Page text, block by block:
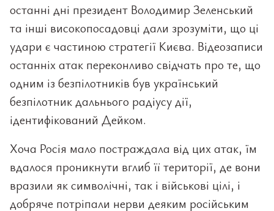
останні дні президент Володимир Зеленський
та інші високопосадовці дали зрозуміти, що ці
удари є частиною стратегії Києва. Відеозаписи
останніх атак переконливо свідчать про те, що
одним із безпілотників був український
безпілотник дальнього радіусу дії,
ідентифікований Дейком.
Хоча Росія мало постраждала від цих атак, їм
вдалося проникнути вглиб її території, де вони
вразили як символічні, так і військові цілі, і
добряче потріпали нерви деяким російським